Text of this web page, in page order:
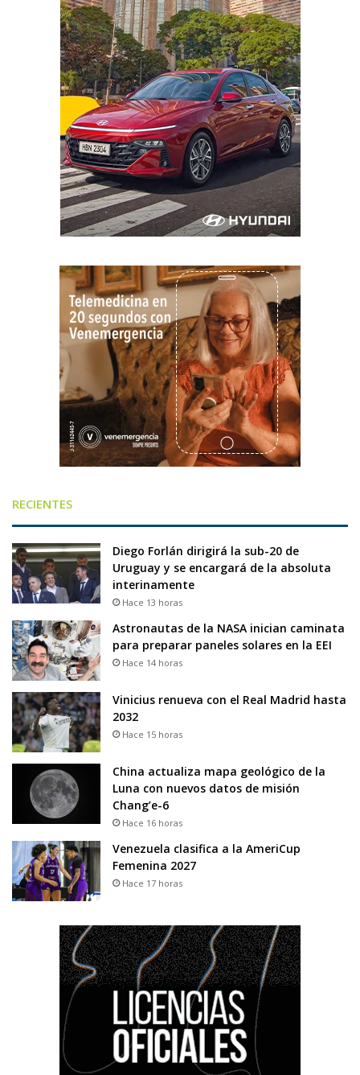
RECIENTES
Diego Forlán dirigirá la sub-20 de
Uruguay y se encargará de la absoluta
interinamente
Hace 13 horas
Astronautas de la NASA inician caminata
para preparar paneles solares en la EEI
Hace 14 horas
Vinicius renueva con el Real Madrid hasta
2032
Hace 15 horas
China actualiza mapa geológico de la
Luna con nuevos datos de misión
Chang’e-6
Hace 16 horas
Venezuela clasifica a la AmeriCup
Femenina 2027
Hace 17 horas